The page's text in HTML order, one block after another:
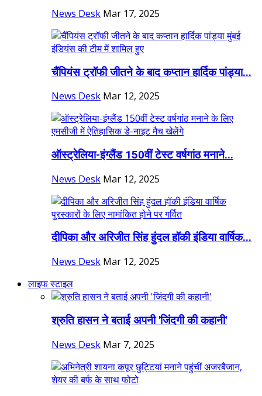
News Desk Mar 17, 2025
चैंपियंस ट्रॉफी जीतने के बाद कप्तान हार्दिक पांड्या...
News Desk Mar 12, 2025
ऑस्ट्रेलिया-इंग्लैंड 150वीं टेस्ट वर्षगांठ मनाने...
News Desk Mar 12, 2025
दीपिका और अरिजीत सिंह हुंदल हॉकी इंडिया वार्षिक...
News Desk Mar 12, 2025
लाइफ स्टाइल
श्रुति हासन ने बताई अपनी 'जिंदगी की कहानी'
News Desk Mar 7, 2025